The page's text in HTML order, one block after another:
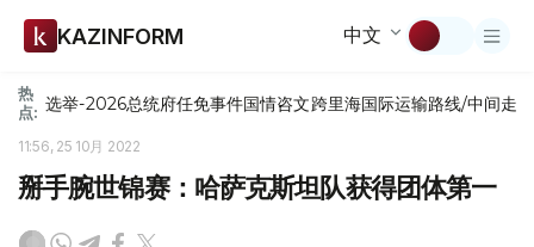
KAZINFORM 中文
热
点: 选举-2026总统府任免事件国情咨文跨里海国际运输路线/中间走廊
11:56, 25 10月 2022
掰手腕世锦赛：哈萨克斯坦队获得团体第一